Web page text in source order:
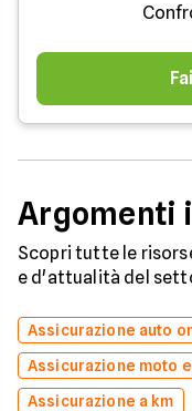
Argomenti
Scopri tutte le
e d'attualità del
Assicurazione auto
Assicurazione moto
Assicurazione a km